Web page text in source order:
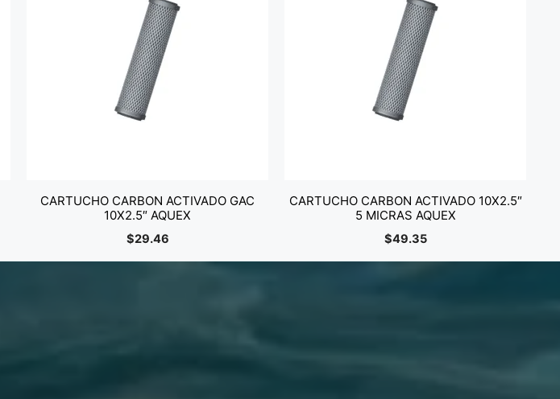
CARTUCHO CARBON ACTIVADO GAC
10X2.5″ AQUEX
$29.46
CARTUCHO CARBON ACTIVADO 10X2.5″
5 MICRAS AQUEX
$49.35